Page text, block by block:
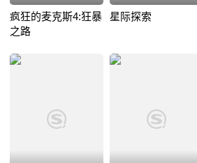
疯狂的麦克斯4:狂暴
之路
星际探索